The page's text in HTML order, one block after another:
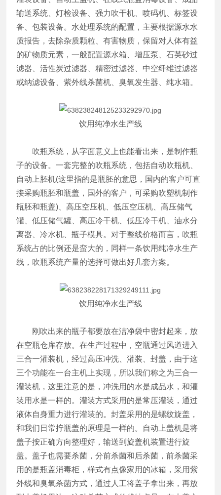
输送系统、灯检设备、强力吹干机、喷码机、标签设
备、包装设备。水处理系统的配置，主要根据源水水
质报告，去除杂质颗粒、有害物质，保留对人体有益
的矿物质元素，一般配置源水箱、增压泵、石英砂过
滤器、活性炭过滤器、精密过滤器、中空纤维过滤器
或纳滤设备、紫外线杀菌机、臭氧发生器、纯水箱。
饮用纯净水生产线
吹瓶系统，从字面意义上也能看出来，是制作瓶
子的设备。一套完整的吹瓶系统，包括自动吹瓶机、
自动上胚机(这里指的是瓶胚的意思，国内的客户可直
接采购瓶胚和瓶盖，国外的客户，可采购吹塑机制作
瓶胚和瓶盖)、高压空压机、低压空压机、高压储气
罐、低压储气罐、高压冷干机、低压冷干机、油水分
离器、冷水机、瓶子模具。对于整线价格而言，吹瓶
系统占的比例还是蛮大的，同样一条饮用纯净水生产
线，吹瓶系统产量的选择可做出好几套方案。
饮用纯净水生产线
刚吹出来的瓶子都要放在洁净袋中密封起来，放
在空瓶仓库存放。在生产过程中，空瓶通过风道进入
三合一灌装机，经过高压冲洗、灌装、封盖，由于这
三个功能在一台主机上实现，所以我们称之为三合一
灌装机，这里注意的是，冲洗用的水是成品水，和灌
装用水是一样的。灌装方式采用的是常压灌装，通过
液体自身重力进行灌装的。封盖采用的是螺纹旋盖，
和我们日常拧瓶盖的原理是一样的。自动上盖机是将
盖子按正确方向整理好，输送到旋盖机装置进行旋
盖。盖子也需要杀菌，分前杀菌和后杀菌，前杀菌采
用的是瓶盖消毒柜，样式有点像家用的冰箱，采用紫
外线和臭氧杀菌方式，通过人工将盖子拿出来，再放